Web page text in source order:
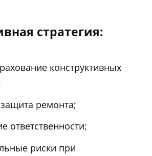
стратегия:
конструктивных
ремонта;
ответственности;
риски при